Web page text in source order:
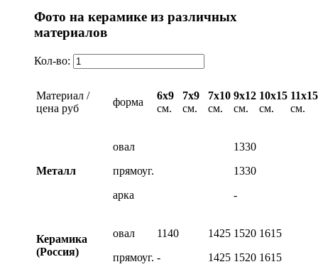
Фото на керамике из различных
материалов
Кол-во:
Материал /
цена руб
форма
6х9
см.
7х9
см.
7х10
см.
9х12
см.
10х15
см.
11х15
см.
Металл
овал
прямоуг.
арка
1330
1330
-
Керамика
(Россия)
овал
прямоуг.
1140
-
1425
1425
1520
1520
1615
1615